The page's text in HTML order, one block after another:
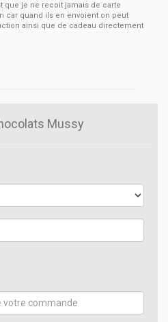
que je ne recoit jamais de carte
car quand ils en envoient on peut
ainsi que de cadeau directement
Mussy